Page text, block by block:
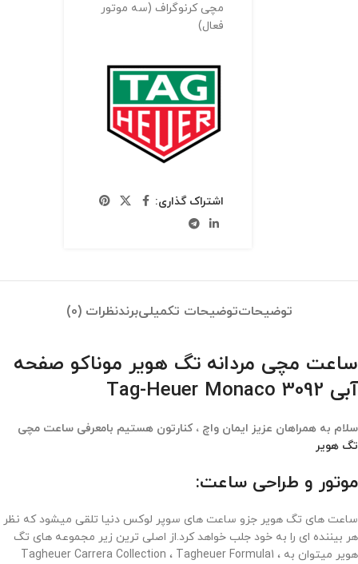
مچی کرنوگراف (سه موتور
فعال)
اشتراک گذاری:
توضیحاتتوضیحات تکمیلیبرندنظرات (0)
ساعت مچی مردانه تگ هویر موناکو صفحه
آبی Tag-Heuer Monaco 3092
سلام به همراهان عزیز ایمان واچ ، کنارتون هستیم بامعرفی ساعت مچی
تگ هویر
موتور و طراحی ساعت:
ساعت های تگ هویر جزو ساعت های سوپر لوکس دنیا تلقی میشود که نظر
هر بیننده ای را به خود جلب خواهد کرد.از اصلی ترین زیر مجموعه های تگ
هویر میتوان به Tagheuer Carrera Collection ، Tagheuer Formula1 ،